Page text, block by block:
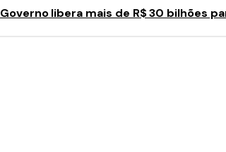
Governo libera mais de R$ 30 bilhões